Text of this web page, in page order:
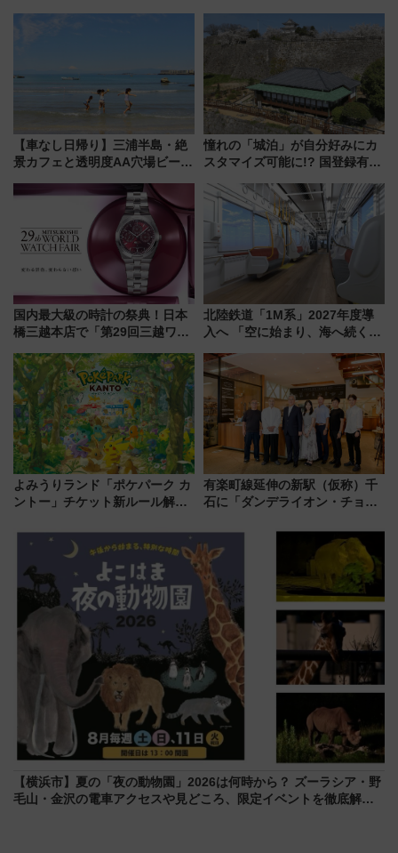
上級会員資格を効率よく獲得す
今年も発売 秋・早春に千葉県を
巡るなら使い勝手・コスパ抜群
【車なし日帰り】三浦半島・絶
景カフェと透明度AA穴場ビーチ
用してストレスフリー旅へ行こ
憧れの「城泊」が自分好みにカ
スタマイズ可能に!? 国登録有形
にオーダーメイド型の宿泊プラ
ンが誕生！
国内最大級の時計の祭典！日本
橋三越本店で「第29回三越ワー
【2026年8月5日～25日】
北陸鉄道「1M系」2027年度導
入へ 「空に始まり、海へ続く」
神秘的なデザイン
よみうりランド「ポケパーク カ
ントー」チケット新ルール解
本人確認が11月スタート
有楽町線延伸の新駅（仮称）千
石に「ダンデライオン・チョコ
1億円出資で挑む新時代のまちづ
くりとは？
【横浜市】夏の「夜の動物園」2026は何時から？ ズーラシア・野
毛山・金沢の電車アクセスや見どころ、限定イベントを徹底解